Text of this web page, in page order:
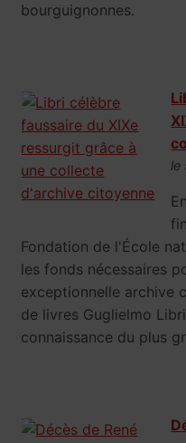
bourguignonnes.
le
Fondation de l'École
les fonds nécessaires
exceptionnelle archive
de livres Guglielmo
connaissance du plus